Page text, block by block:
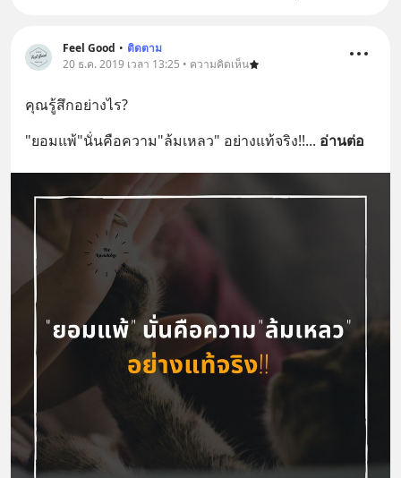
Feel Good • ติดตาม
20 ธ.ค. 2019 เวลา 13:25 • ความคิดเห็น
คุณรู้สึกอย่างไร?
"ยอมแพ้"นั่นคือความ"ล้มเหลว" อย่างแท้จริง!!... อ่านต่อ